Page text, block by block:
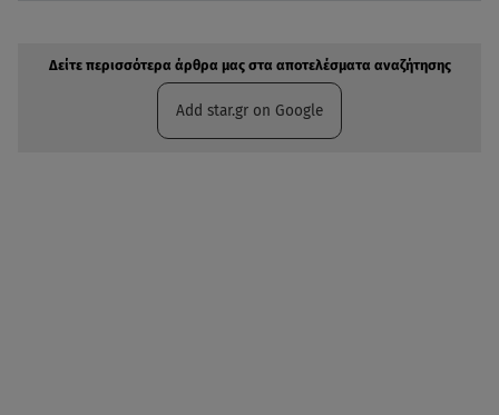
Δείτε περισσότερα άρθρα μας στα αποτελέσματα αναζήτησης
Add star.gr on Google